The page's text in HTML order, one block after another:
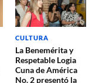
CULTURA
La Benemérita y
Respetable Logia
Cuna de América
No. 2 presentó la